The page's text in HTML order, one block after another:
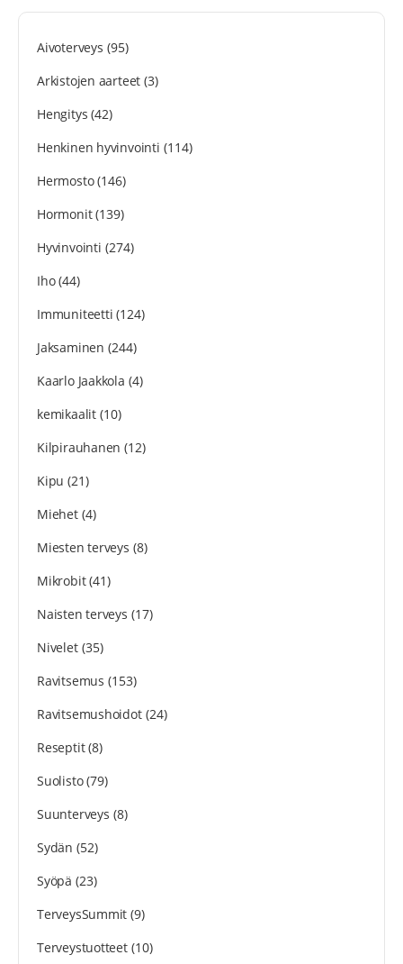
Aivoterveys (95)
Arkistojen aarteet (3)
Hengitys (42)
Henkinen hyvinvointi (114)
Hermosto(146)
Hormonit(139)
Hyvinvointi (274)
Iho(44)
Immuniteetti (124)
Jaksaminen (244)
Kaarlo Jaakkola (4)
kemikaalit(10)
Kilpirauhanen (12)
Kipu (21)
Miehet(4)
Miesten terveys (8)
Mikrobit(41)
Naisten terveys (17)
Nivelet(35)
Ravitsemus (153)
Ravitsemushoidot(24)
Reseptit(8)
Suolisto(79)
Suunterveys (8)
Sydän (52)
Syöpä (23)
TerveysSummit (9)
Terveystuotteet(10)